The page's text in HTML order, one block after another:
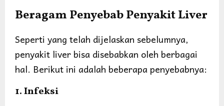
Beragam Penyebab Penyakit Liver
Seperti yang telah dijelaskan sebelumnya,
penyakit liver bisa disebabkan oleh berbagai
hal. Berikut ini adalah beberapa penyebabnya:
1. Infeksi